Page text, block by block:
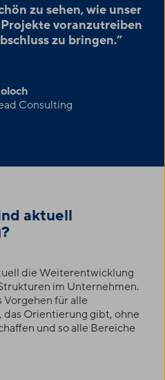
zu sehen, wie unser
voranzutreiben
zu bringen.”
Consulting
aktuell
die Weiterentwicklung
im Unternehmen.
für alle
Orientierung gibt, ohne
und so alle Bereiche